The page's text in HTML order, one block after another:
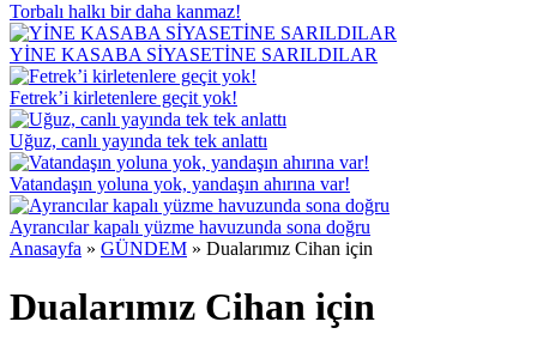
Torbalı halkı bir daha kanmaz!
YİNE KASABA SİYASETİNE SARILDILAR
Fetrek’i kirletenlere geçit yok!
Uğuz, canlı yayında tek tek anlattı
Vatandaşın yoluna yok, yandaşın ahırına var!
Ayrancılar kapalı yüzme havuzunda sona doğru
Anasayfa » GÜNDEM » Dualarımız Cihan için
Dualarımız Cihan için